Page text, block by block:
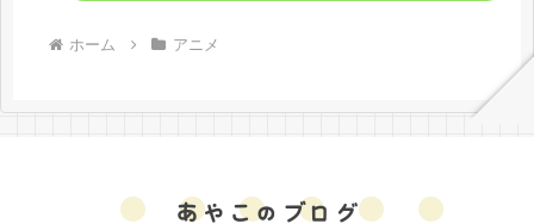
ホーム アニメ